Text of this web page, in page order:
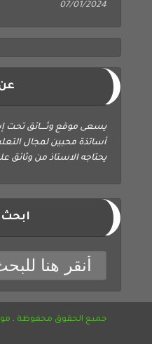
07/01/2024
يسعى موقع وثــــائق
أساتذة محبين لمجال
يحتاجه الاستاذ من وثائق
جميع الحقوق محفوظة .